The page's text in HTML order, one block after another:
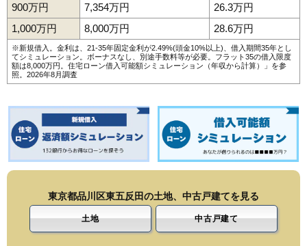
900万円
7,354万円
26.3万円
1,000万円
8,000万円 28.6万円
※新規借入。金利は、21-35年固定金利が2.49%(頭金10%以上)、借入期間35年とし
てシミュレーション。ボーナスなし、別途手数料等が必要。フラット35の借入限度
額は8,000万円。 住宅ローン借入可能額シミュレーション（年収から計算）
」を参
照。2026年8月調査
東京都品川区東五反田の土地、中古戸建てを見る
土地 中古戸建て